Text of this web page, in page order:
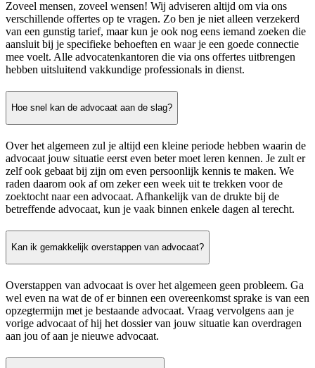
Zoveel mensen, zoveel wensen! Wij adviseren altijd om via ons
verschillende offertes op te vragen. Zo ben je niet alleen verzekerd
van een gunstig tarief, maar kun je ook nog eens iemand zoeken die
aansluit bij je specifieke behoeften en waar je een goede connectie
mee voelt. Alle advocatenkantoren die via ons offertes uitbrengen
hebben uitsluitend vakkundige professionals in dienst.
Hoe snel kan de advocaat aan de slag?
Over het algemeen zul je altijd een kleine periode hebben waarin de
advocaat jouw situatie eerst even beter moet leren kennen. Je zult er
zelf ook gebaat bij zijn om even persoonlijk kennis te maken. We
raden daarom ook af om zeker een week uit te trekken voor de
zoektocht naar een advocaat. Afhankelijk van de drukte bij de
betreffende advocaat, kun je vaak binnen enkele dagen al terecht.
Kan ik gemakkelijk overstappen van advocaat?
Overstappen van advocaat is over het algemeen geen probleem. Ga
wel even na wat de of er binnen een overeenkomst sprake is van een
opzegtermijn met je bestaande advocaat. Vraag vervolgens aan je
vorige advocaat of hij het dossier van jouw situatie kan overdragen
aan jou of aan je nieuwe advocaat.